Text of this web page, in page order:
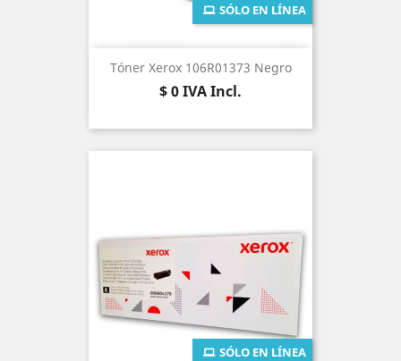
Tóner Xerox 106R01373 Negro
Precio
$ 0IVA Incl.
SÓLO EN LÍNEA
SÓLO EN LÍNEA